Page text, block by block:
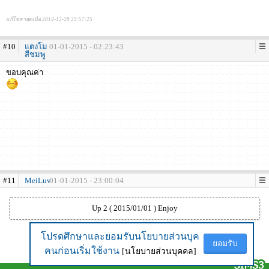
โปรดศึกษาและยอมรับนโยบายส่วนบุค
คนก่อนเริ่มใช้งาน [นโยบายส่วนบุคคล]
ยอมรับ
แก้ไขล่าสุดเมื่อ 2014-12-28 23:57:25
#10
แตงโม
สีชมพู
01-01-2015 - 02:23:43
ขอบคุณค่า
#11 MeiLuv01-01-2015 - 23:00:04
Up 2 ( 2015/01/01 ) Enjoy
โปรดศึกษาและยอมรับนโยบายส่วนบุค
คนก่อนเริ่มใช้งาน [นโยบายส่วนบุคคล]
ยอมรับ